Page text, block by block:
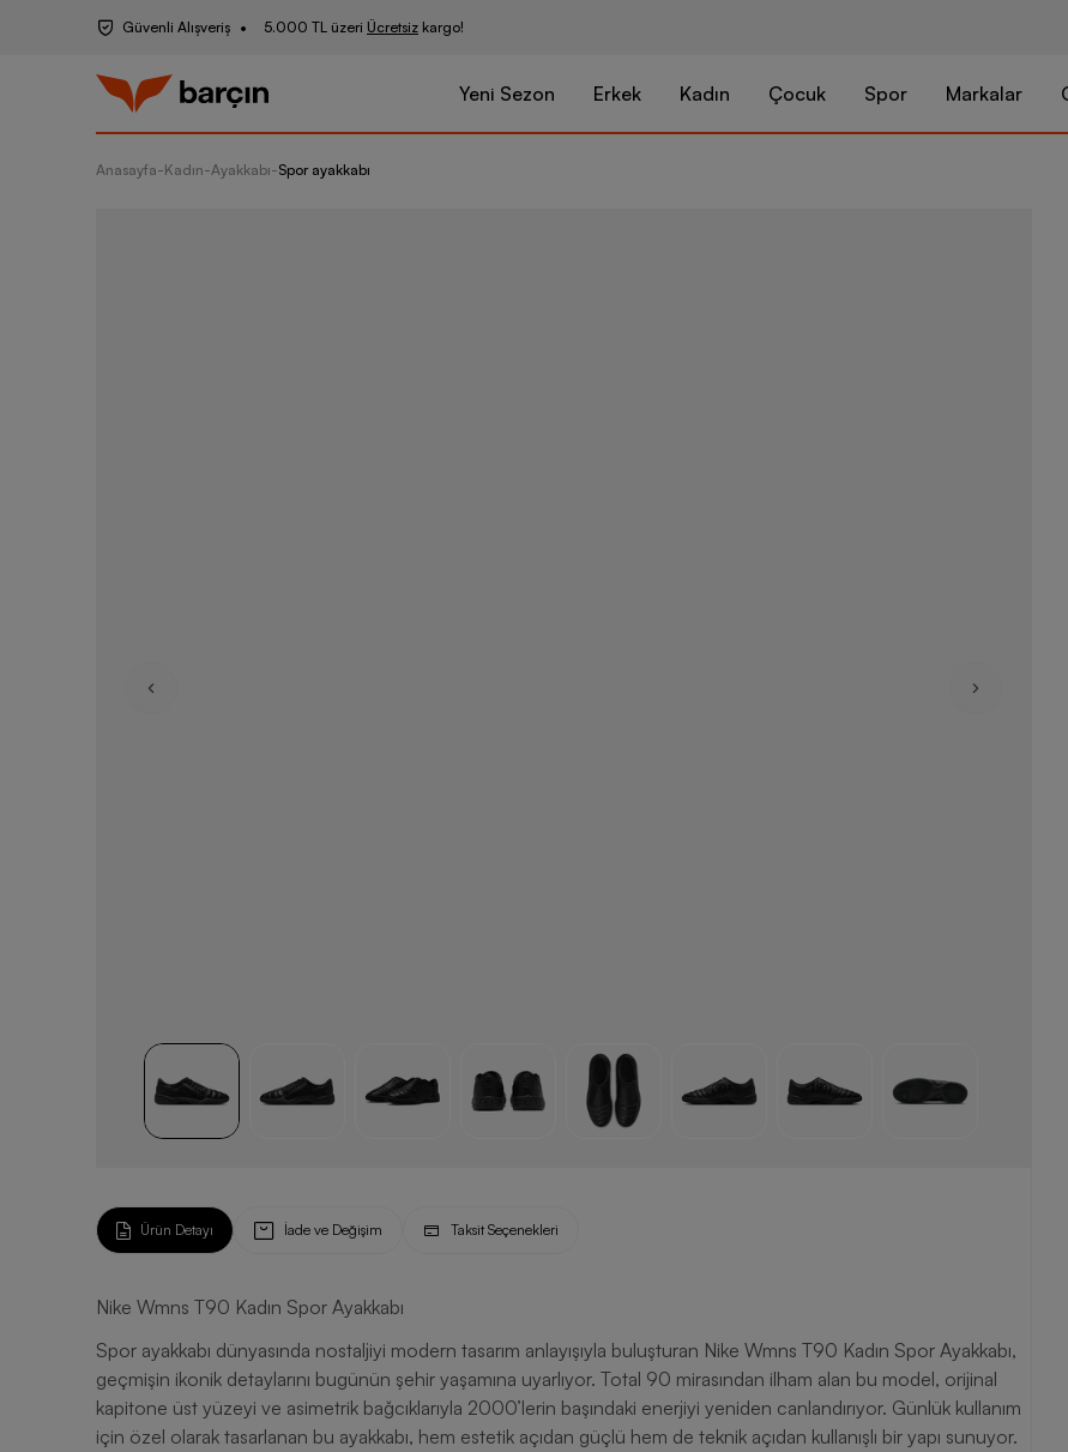
Güvenli Alışveriş 5.000 TL üzeri Ücretsiz kargo!
Yeni Sezon Erkek Kadın Çocuk Spor Markalar
Anasayfa-Kadın-Ayakkabı-Spor ayakkabı
Nike
Ürün Detayı İade ve Değişim Taksit Seçenekleri
Nike Wmns T90 Kadın Spor Ayakkabı
Spor ayakkabı dünyasında nostaljiyi modern tasarım anlayışıyla buluşturan Nike Wmns T90 Kadın Spor Ayakkabı,
geçmişin ikonik detaylarını bugünün şehir yaşamına uyarlıyor. Total 90 mirasından ilham alan bu model, orijinal
kapitone üst yüzeyi ve asimetrik bağcıklarıyla 2000’lerin başındaki enerjiyi yeniden canlandırıyor. Günlük kullanım
için özel olarak tasarlanan bu ayakkabı, hem estetik açıdan güçlü hem de teknik açıdan kullanışlı bir yapı sunuyor.